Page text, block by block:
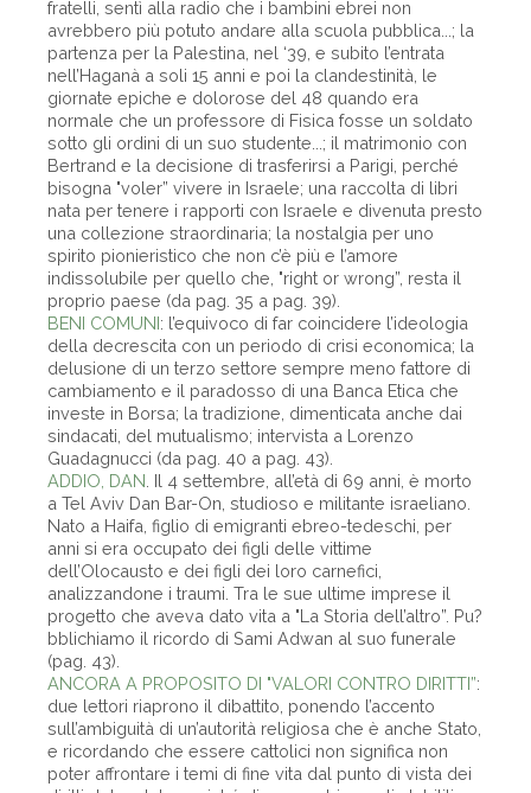
fratelli, sentì alla radio che i bambini ebrei non
avrebbero più potuto andare alla scuola pubblica...; la
partenza per la Palestina, nel ‘39, e subito l’entrata
nell’Haganà a soli 15 anni e poi la clandestinità, le
giornate epiche e dolorose del 48 quando era
normale che un professore di Fisica fosse un soldato
sotto gli ordini di un suo studente...; il matrimonio con
Bertrand e la decisione di trasferirsi a Parigi, perché
bisogna "voler” vivere in Israele; una raccolta di libri
nata per tenere i rapporti con Israele e divenuta presto
una collezione straordinaria; la nostalgia per uno
spirito pionieristico che non c’è più e l’amore
indissolubile per quello che, "right or wrong”, resta il
proprio paese (da pag. 35 a pag. 39).
BENI COMUNI: l’equivoco di far coincidere l’ideologia
della decrescita con un periodo di crisi economica; la
delusione di un terzo settore sempre meno fattore di
cambiamento e il paradosso di una Banca Etica che
investe in Borsa; la tradizione, dimenticata anche dai
sindacati, del mutualismo; intervista a Lorenzo
Guadagnucci (da pag. 40 a pag. 43).
ADDIO, DAN . Il 4 settembre, all’età di 69 anni, è morto
a Tel Aviv Dan Bar-On, studioso e militante israeliano.
Nato a Haifa, figlio di emigranti ebreo-tedeschi, per
anni si era occupato dei figli delle vittime
dell’Olocausto e dei figli dei loro carnefici,
analizzandone i traumi. Tra le sue ultime imprese il
progetto che aveva dato vita a "La Storia dell’altro”. Pu?
bblichiamo il ricordo di Sami Adwan al suo funerale
(pag. 43).
ANCORA A PROPOSITO DI "VALORI CONTRO DIRITTI”:
due lettori riaprono il dibattito, ponendo l’accento
sull’ambiguità di un’autorità religiosa che è anche Stato,
e ricordando che essere cattolici non significa non
poter affrontare i temi di fine vita dal punto di vista dei